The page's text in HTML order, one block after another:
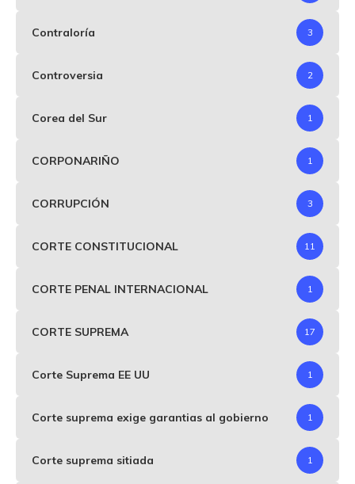
Contraloría 3
Controversia 2
Corea del Sur 1
CORPONARIÑO 1
CORRUPCIÓN 3
CORTE CONSTITUCIONAL 11
CORTE PENAL INTERNACIONAL 1
CORTE SUPREMA 17
Corte Suprema EE UU 1
Corte suprema exige garantias al gobierno 1
Corte suprema sitiada 1